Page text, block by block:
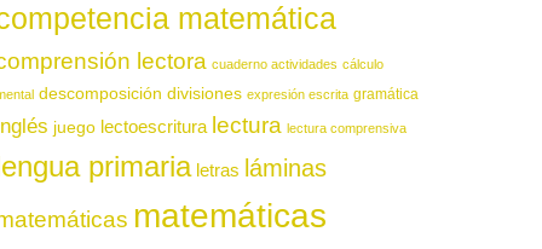
matemática
lectora cuaderno actividades cálculo
descomposición divisiones expresión escrita gramática
juego lectoescritura lectura lectura comprensiva
primaria letras láminas
matemáticas